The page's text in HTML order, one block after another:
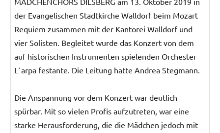
der Evangelischen Stadtkirche Walldorf beim Mozart
Requiem zusammen mit der Kantorei Walldorf und
vier Solisten. Begleitet wurde das Konzert von dem
auf historischen Instrumenten spielenden Orchester
L`arpa festante. Die Leitung hatte Andrea Stegmann.
Die Anspannung vor dem Konzert war deutlich
spürbar. Mit so vielen Profis aufzutreten, war eine
starke Herausforderung, die die Mädchen jedoch mit